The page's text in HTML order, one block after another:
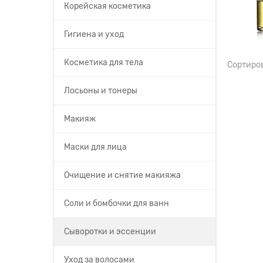
Корейская косметика
Гигиена и уход
Косметика для тела
Лосьоны и тонеры
Макияж
Маски для лица
Очищение и снятие макияжа
Соли и бомбочки для ванн
Сыворотки и эссенции
Уход за волосами